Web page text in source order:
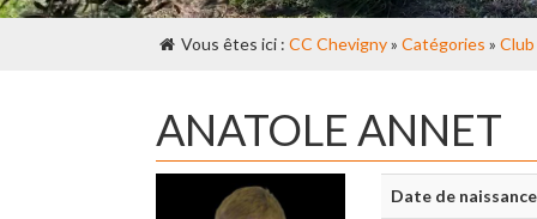
Vous êtes ici : CC Chevigny» Catégories » Club
ANATOLE ANNET
Date de naissance